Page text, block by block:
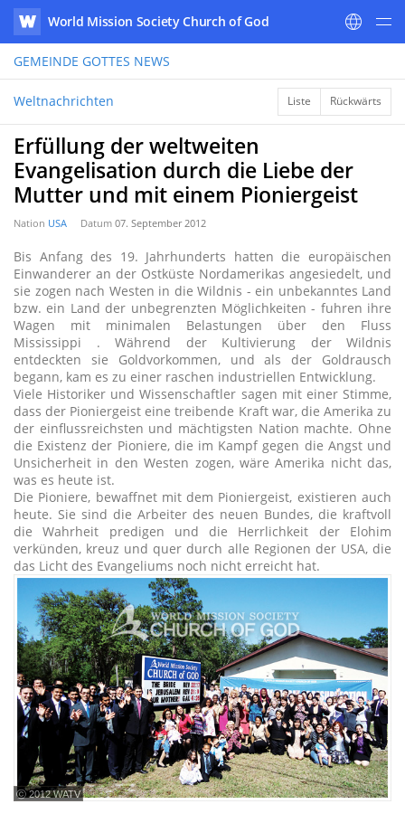
WATV
World Mission Society Church of God
GEMEINDE GOTTES NEWS
Weltnachrichten Liste Rückwärts
Erfüllung der weltweiten
Evangelisation durch die Liebe der
Mutter und mit einem Pioniergeist
Nation USA Datum 07. September 2012
Bis Anfang des 19. Jahrhunderts hatten die europäischen
Einwanderer an der Ostküste Nordamerikas angesiedelt, und
sie zogen nach Westen in die Wildnis - ein unbekanntes Land
bzw. ein Land der unbegrenzten Möglichkeiten - fuhren ihre
Wagen mit minimalen Belastungen über den Fluss
Mississippi . Während der Kultivierung der Wildnis
entdeckten sie Goldvorkommen, und als der Goldrausch
begann, kam es zu einer raschen industriellen Entwicklung.
Viele Historiker und Wissenschaftler sagen mit einer Stimme,
dass der Pioniergeist eine treibende Kraft war, die Amerika zu
der einflussreichsten und mächtigsten Nation machte. Ohne
die Existenz der Pioniere, die im Kampf gegen die Angst und
Unsicherheit in den Westen zogen, wäre Amerika nicht das,
was es heute ist.
Die Pioniere, bewaffnet mit dem Pioniergeist, existieren auch
heute. Sie sind die Arbeiter des neuen Bundes, die kraftvoll
die Wahrheit predigen und die Herrlichkeit der Elohim
verkünden, kreuz und quer durch alle Regionen der USA, die
das Licht des Evangeliums noch nicht erreicht hat.
ⓒ 2012 WATV